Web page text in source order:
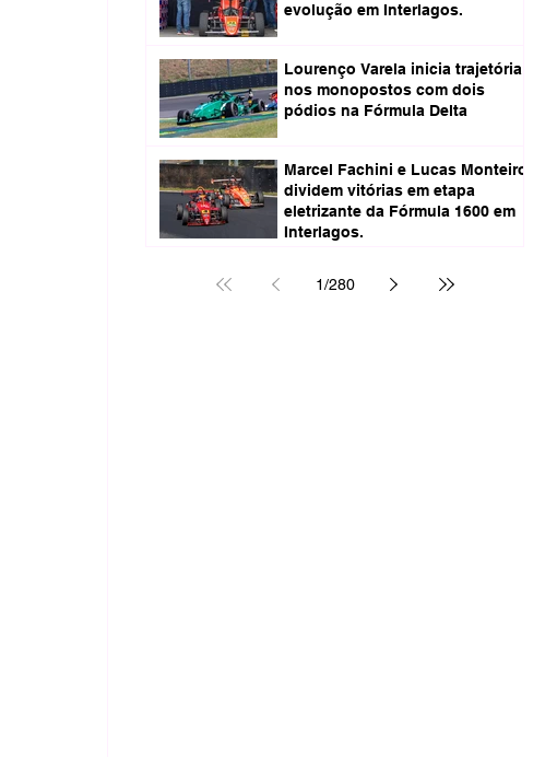
evolução em Interlagos.
Lourenço Varela inicia trajetória
nos monopostos com dois
pódios na Fórmula Delta
Marcel Fachini e Lucas Monteiro
dividem vitórias em etapa
eletrizante da Fórmula 1600 em
Interlagos.
1/280